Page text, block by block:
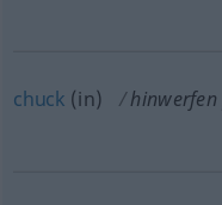
chuck (in) hinwerfen